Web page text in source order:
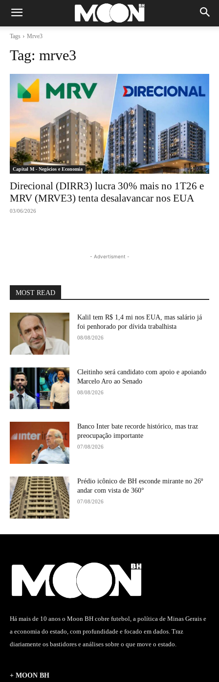
Tags Mrve3
Tag: mrve3
Capital M - Negócios e Economia
Direcional (DIRR3) lucra 30% mais no 1T26 e
MRV (MRVE3) tenta desalavancar nos EUA
03/06/2026
- Advertisment -
MOST READ
Kalil tem R$ 1,4 mi nos EUA, mas salário já
foi penhorado por dívida trabalhista
08/08/2026
Cleitinho será candidato com apoio e apoiando
Marcelo Aro ao Senado
08/08/2026
Banco Inter bate recorde histórico, mas traz
preocupação importante
07/08/2026
Prédio icônico de BH esconde mirante no 26º
andar com vista de 360°
07/08/2026
Há mais de 10 anos o Moon BH cobre futebol, a política de Minas Gerais e
a economia do estado, com profundidade e focado em dados. Traz
diariamente os bastidores e análises sobre o que move o estado.
+ MOON BH